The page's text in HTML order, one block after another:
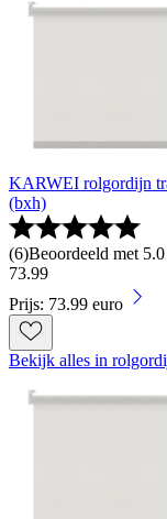
KARWEI rolgordijn
(bxh)
(6)Beoordeeld met
73.99
Prijs: 73.99 euro
Bekijk alles in